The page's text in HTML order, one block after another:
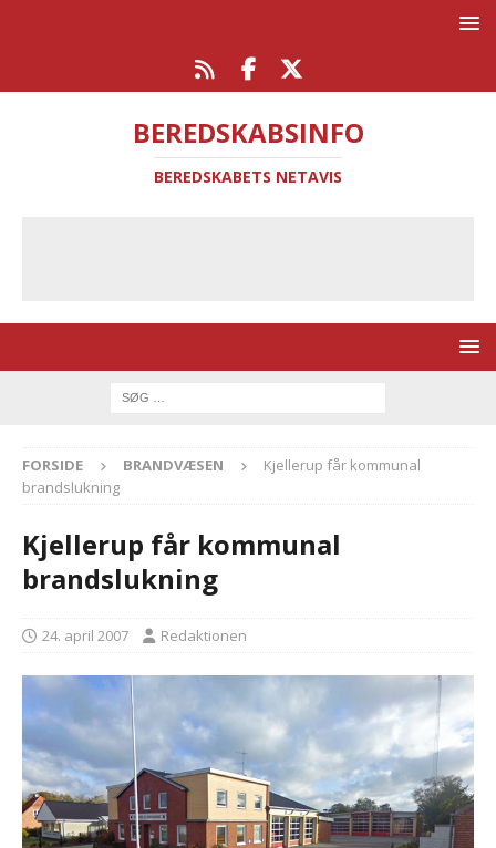
BEREDSKABSINFO
BEREDSKABETS NETAVIS
FORSIDE BRANDVÆSEN
Kjellerup får kommunal
brandslukning
Kjellerup får kommunal
brandslukning
24. april 2007 Redaktionen